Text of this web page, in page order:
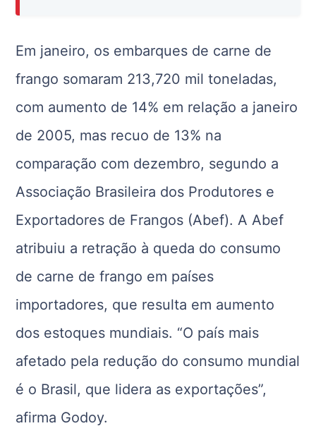
Em janeiro, os embarques de carne de
frango somaram 213,720 mil toneladas,
com aumento de 14% em relação a janeiro
de 2005, mas recuo de 13% na
comparação com dezembro, segundo a
Associação Brasileira dos Produtores e
Exportadores de Frangos (Abef). A Abef
atribuiu a retração à queda do consumo
de carne de frango em países
importadores, que resulta em aumento
dos estoques mundiais. “O país mais
afetado pela redução do consumo mundial
é o Brasil, que lidera as exportações”,
afirma Godoy.